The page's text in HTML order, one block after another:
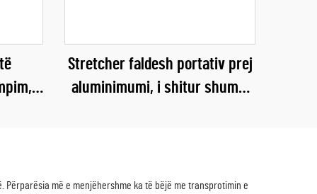
Stretcher faldesh portativ prej
aluminimumi, i shitur shumë,
më e menjëhershme ka të bëjë me transprotimin e